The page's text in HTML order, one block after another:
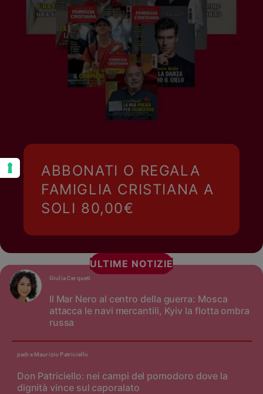
ABBONATI O REGALA
FAMIGLIA CRISTIANA A
SOLI 80,00€
ULTIME NOTIZIE
Il Mar Nero al centro della guerra: Mosca
attacca le navi mercantili, Kyiv la flotta ombra
russa
Giulia Cerqueti
Don Patriciello: nei campi del pomodoro dove la
dignità vince sul caporalato
padre Maurizio Patriciello